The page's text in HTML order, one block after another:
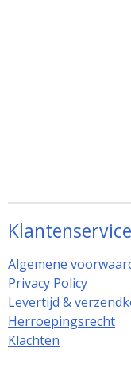
Klantenservice
Algemene
Privacy Policy
Levertijd &
Herroepingsrecht
Klachten